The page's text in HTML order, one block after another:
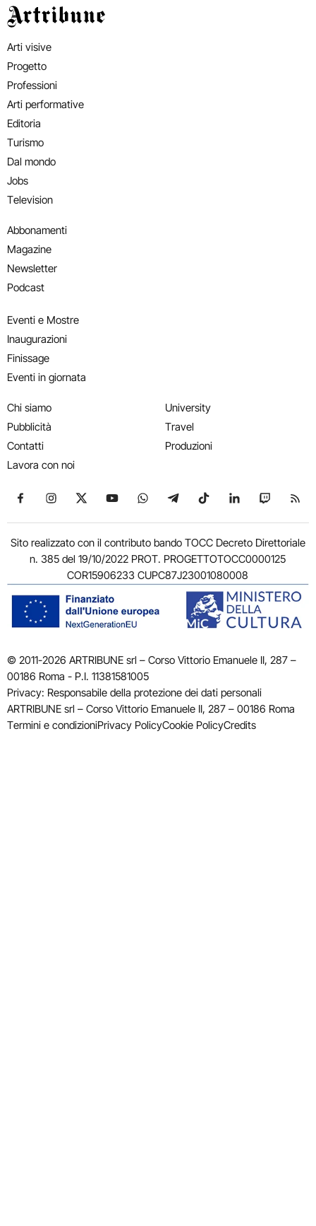
Artribune
Arti visive
Progetto
Professioni
Arti performative
Editoria
Turismo
Dal mondo
Jobs
Television
Abbonamenti
Magazine
Newsletter
Podcast
Eventi e Mostre
Inaugurazioni
Finissage
Eventi in giornata
Chi siamo
Pubblicità
Contatti
Lavora con noi
University
Travel
Produzioni
Seguici su Facebook
Seguici su Instagram
Seguici su X
Seguici su YouTube
Seguici su WhatsApp
Seguici su Telegram
Seguici su TikTok
Seguici su
Seguici
Sito realizzato con il contributo bando TOCC Decreto Direttoriale
n. 385 del 19/10/2022 PROT. PROGETTOTOCC0000125
COR15906233 CUPC87J23001080008
© 2011-2026 ARTRIBUNE srl – Corso Vittorio Emanuele II, 287 –
00186 Roma - P.I. 11381581005
Privacy: Responsabile della protezione dei dati personali
ARTRIBUNE srl – Corso Vittorio Emanuele II, 287 – 00186 Roma
Termini e condizioniPrivacy PolicyCookie PolicyCredits